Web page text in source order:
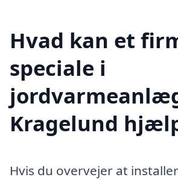
Hvad kan et
speciale i
Kragelund
Hvis du overvejer at